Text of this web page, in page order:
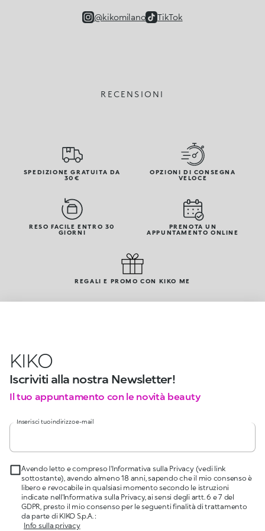
@kikomilano TikTok
RECENSIONI
SPEDIZIONE GRATUITA DA
30€
OPZIONI DI CONSEGNA
VELOCE
RESO FACILE ENTRO 30
GIORNI
PRENOTA UN
APPUNTAMENTO ONLINE
REGALI E PROMO CON KIKO ME
KIKO
Iscriviti alla nostra Newsletter!
Il tuo appuntamento con le novità beauty
Inserisci tuo indirizzo e-mail
Avendo letto e compreso l'Informativa sulla Privacy (vedi link
sottostante), avendo almeno 18 anni, sapendo che il mio consenso è
libero e revocabile in qualsiasi momento secondo le istruzioni
indicate nell'Informativa sulla Privacy, ai sensi degli artt. 6 e 7 del
GDPR, presto il mio consenso per le seguenti finalità di trattamento
da parte di KIKO S.p.A. :
Info sulla privacy